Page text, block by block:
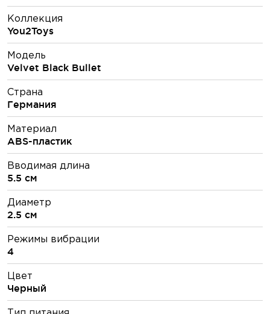
Коллекция
You2Toys
Модель
Velvet Black Bullet
Страна
Германия
Материал
ABS-пластик
Вводимая длина
5.5 см
Диаметр
2.5 см
Режимы вибрации
4
Цвет
Черный